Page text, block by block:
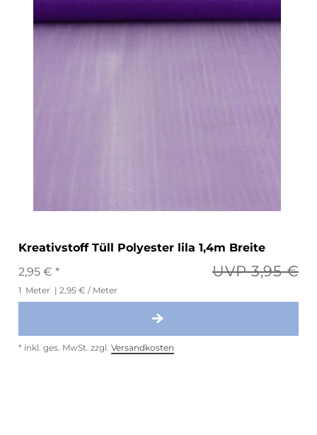
Kreativstoff Tüll Polyester lila 1,4m Breite
UVP 3,95 €
2,95 € *
1 Meter | 2,95 € / Meter
* inkl. ges. MwSt. zzgl. Versandkosten